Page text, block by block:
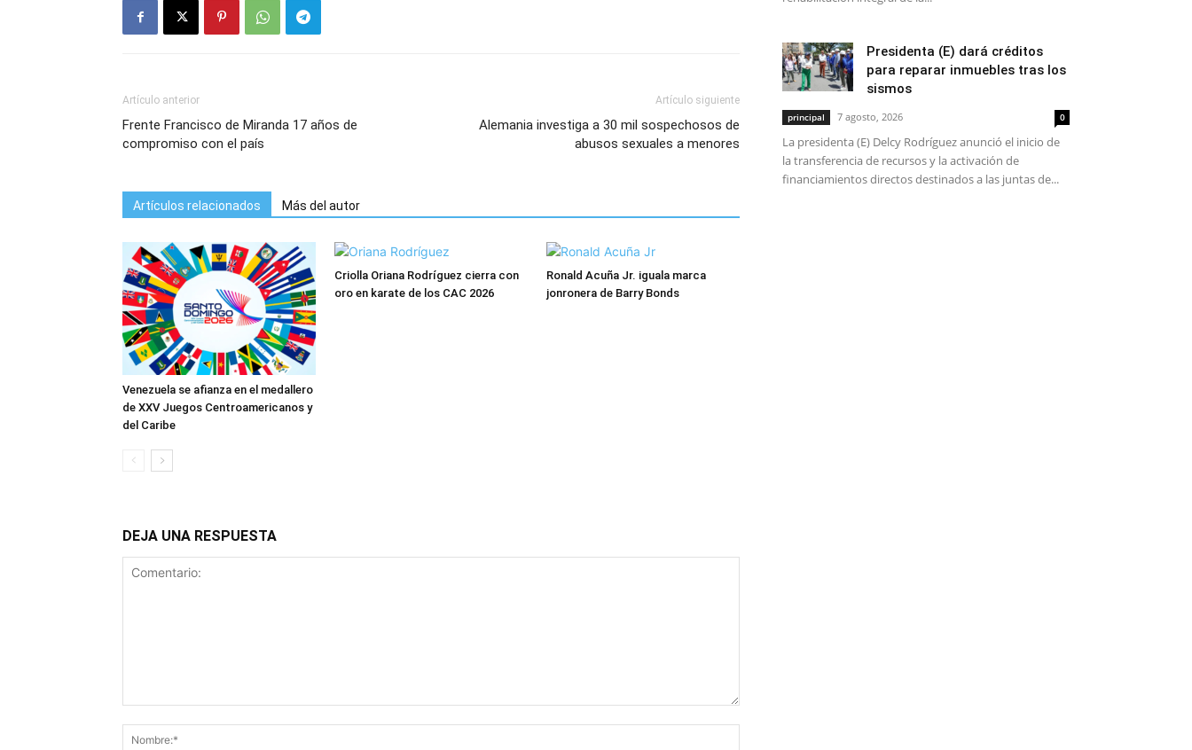
Artículo anterior
Frente Francisco de Miranda 17 años de
compromiso con el país
Artículo siguiente
Alemania investiga a 30 mil sospechosos de
abusos sexuales a menores
Artículos relacionados Más del autor
Venezuela se afianza en el medallero
de XXV Juegos Centroamericanos y
del Caribe
Criolla Oriana Rodríguez cierra con
oro en karate de los CAC 2026
Ronald Acuña Jr. iguala marca
jonronera de Barry Bonds
DEJA UNA RESPUESTA
Presidenta (E) dará créditos
para reparar inmuebles tras los
sismos
principal 7 agosto, 2026 0
La presidenta (E) Delcy Rodríguez anunció el inicio de
la transferencia de recursos y la activación de
financiamientos directos destinados a las juntas de...